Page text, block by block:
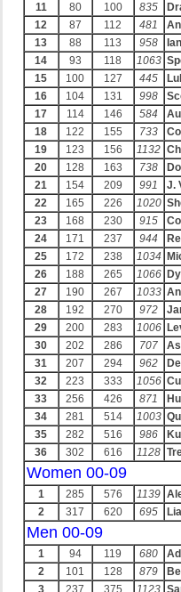
11
80 100 835
12
87 112 481
13
88 113 958
14
93 118 1063
15
100 127 445
16
104 131 998
17
114 146 584
18
122 155 733
19
123 156 1132
20
128 163 738
21
154 209 991
J.
22
165 226 1020
23
168 230 915
24
171 237 944
25
172 238 1034
26
188 265 1066
27
190 267 1033
28
192 270 972
29
200 283 1006
30
202 286 707
31
207 294 962
32
223 333 1056
33
256 426 871
34
281 514 1003
35
282 516 986
36
302 616 1128
Women 00-09
1 285 576 1139
2
317 620 695
Men 00-09
1 94 119 680
2
101 128 879
3
237 375 1123